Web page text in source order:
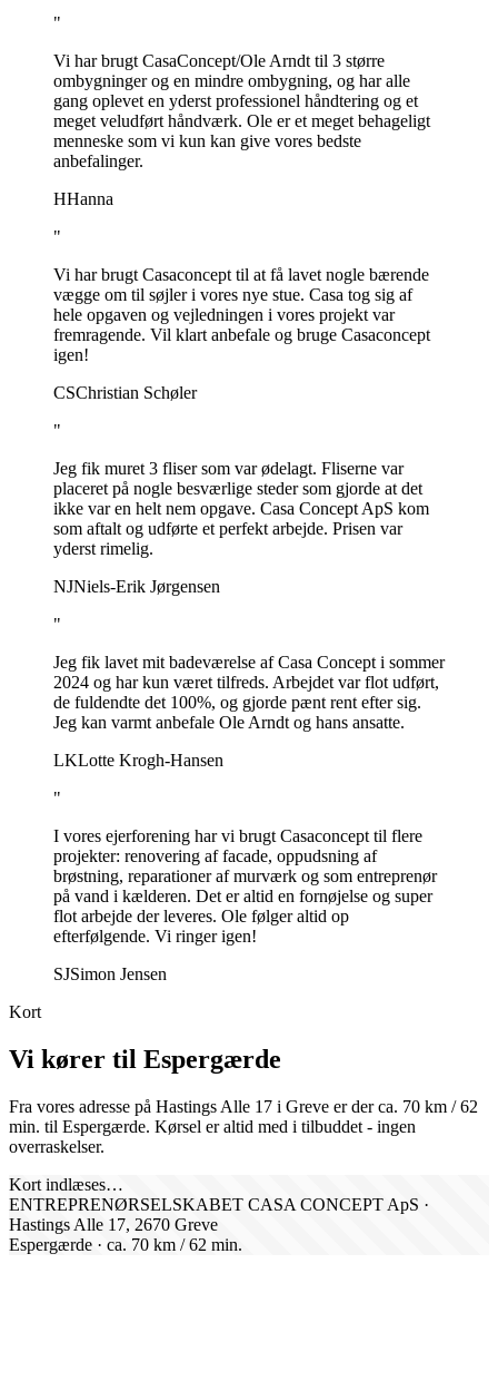
"
Vi har brugt CasaConcept/Ole Arndt til 3 større
ombygninger og en mindre ombygning, og har alle
gang oplevet en yderst professionel håndtering og et
meget veludført håndværk. Ole er et meget behageligt
menneske som vi kun kan give vores bedste
anbefalinger.
HHanna
"
Vi har brugt Casaconcept til at få lavet nogle bærende
vægge om til søjler i vores nye stue. Casa tog sig af
hele opgaven og vejledningen i vores projekt var
fremragende. Vil klart anbefale og bruge Casaconcept
igen!
CSChristian Schøler
"
Jeg fik muret 3 fliser som var ødelagt. Fliserne var
placeret på nogle besværlige steder som gjorde at det
ikke var en helt nem opgave. Casa Concept ApS kom
som aftalt og udførte et perfekt arbejde. Prisen var
yderst rimelig.
NJNiels-Erik Jørgensen
"
Jeg fik lavet mit badeværelse af Casa Concept i sommer
2024 og har kun været tilfreds. Arbejdet var flot udført,
de fuldendte det 100%, og gjorde pænt rent efter sig.
Jeg kan varmt anbefale Ole Arndt og hans ansatte.
LKLotte Krogh-Hansen
"
I vores ejerforening har vi brugt Casaconcept til flere
projekter: renovering af facade, oppudsning af
brøstning, reparationer af murværk og som entreprenør
på vand i kælderen. Det er altid en fornøjelse og super
flot arbejde der leveres. Ole følger altid op
efterfølgende. Vi ringer igen!
SJSimon Jensen
Kort
Vi kører til Espergærde
Fra vores adresse på Hastings Alle 17 i Greve er der ca. 70 km /62
min. til Espergærde. Kørsel er altid med i tilbuddet - ingen
overraskelser.
Kort indlæses…
ENTREPRENØRSELSKABET CASA CONCEPT ApS ·
Hastings Alle 17, 2670 Greve
Espergærde · ca. 70 km /62 min.